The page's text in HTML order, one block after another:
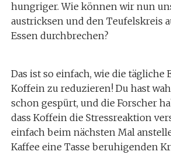
hungriger. Wie können wir nun
austricksen und den Teufelskreis
Essen durchbrechen?
Das ist so einfach, wie die tägliche
Koffein zu reduzieren! Du hast
schon gespürt, und die Forscher
dass Koffein die Stressreaktion
einfach beim nächsten Mal
Kaffee eine Tasse beruhigenden